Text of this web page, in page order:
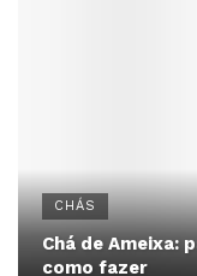
CHÁS
Chá de Ameixa:
como fazer